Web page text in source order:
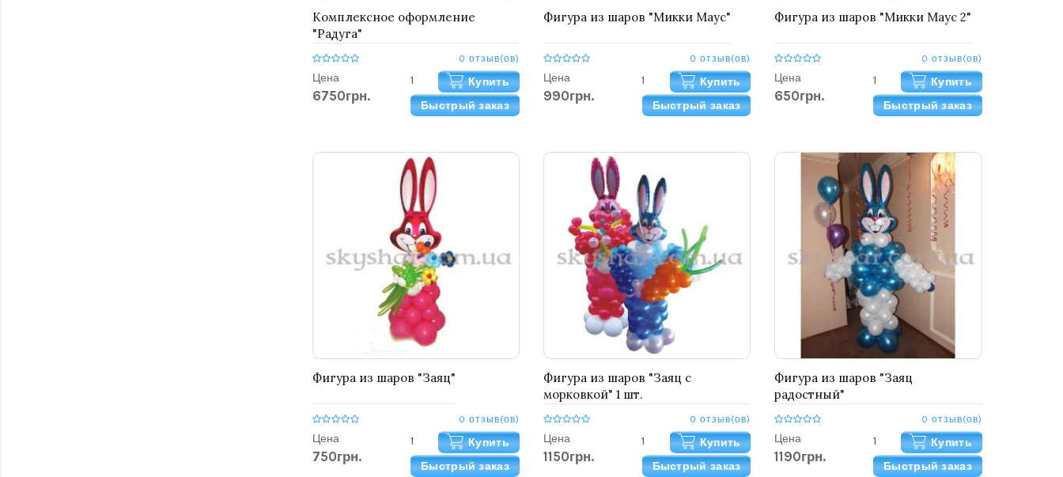
Комплексное оформление
"Радуга"
0 отзыв(ов)
Цена
6750грн.
Купить
Быстрый заказ
Фигура из шаров "Микки Маус"
0 отзыв(ов)
Цена
990грн.
Купить
Быстрый заказ
Фигура из шаров "Микки Маус 2"
0 отзыв(ов)
Цена
650грн.
Купить
Быстрый заказ
Фигура из шаров "Заяц"
0 отзыв(ов)
Цена
750грн.
Купить
Быстрый заказ
Фигура из шаров "Заяц с
морковкой" 1 шт.
0 отзыв(ов)
Цена
1150грн.
Купить
Быстрый заказ
Фигура из шаров "Заяц
радостный"
0 отзыв(ов)
Цена
1190грн.
Купить
Быстрый заказ